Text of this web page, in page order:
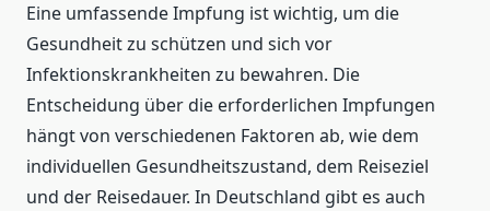
Eine umfassende Impfung ist wichtig, um die
Gesundheit zu schützen und sich vor
Infektionskrankheiten zu bewahren. Die
Entscheidung über die erforderlichen Impfungen
hängt von verschiedenen Faktoren ab, wie dem
individuellen Gesundheitszustand, dem Reiseziel
und der Reisedauer. In Deutschland gibt es auch